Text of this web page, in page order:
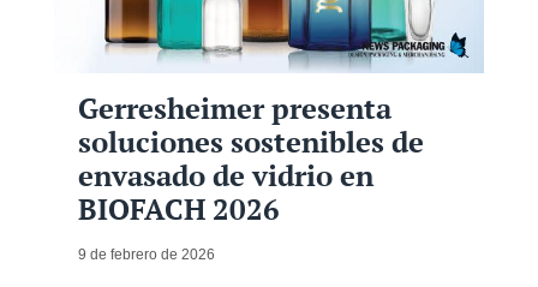
Gerresheimer presenta
soluciones sostenibles de
envasado de vidrio en
BIOFACH 2026
9 de febrero de 2026